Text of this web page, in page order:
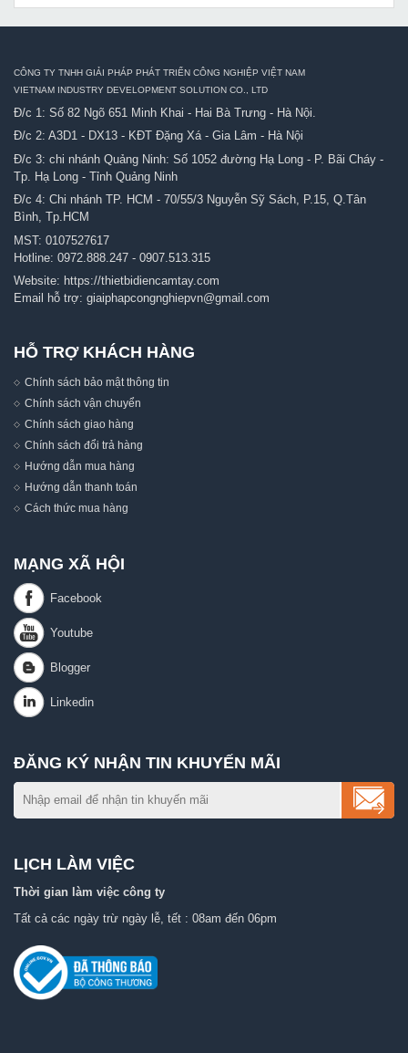
CÔNG TY TNHH GIẢI PHÁP PHÁT TRIỂN CÔNG NGHIỆP VIỆT NAM
VIETNAM INDUSTRY DEVELOPMENT SOLUTION CO., LTD
Đ/c 1: Số 82 Ngõ 651 Minh Khai - Hai Bà Trưng - Hà Nội.
Đ/c 2: A3D1 - DX13 - KĐT Đặng Xá - Gia Lâm - Hà Nội
Đ/c 3: chi nhánh Quảng Ninh: Số 1052 đường Hạ Long - P. Bãi Cháy -
Tp. Hạ Long - Tỉnh Quảng Ninh
Đ/c 4: Chi nhánh TP. HCM - 70/55/3 Nguyễn Sỹ Sách, P.15, Q.Tân
Bình, Tp.HCM
MST: 0107527617
Hotline: 0972.888.247 - 0907.513.315
Website: https://thietbidiencamtay.com
Email hỗ trợ: giaiphapcongnghiepvn@gmail.com
HỖ TRỢ KHÁCH HÀNG
Chính sách bảo mật thông tin
Chính sách vận chuyển
Chính sách giao hàng
Chính sách đổi trả hàng
Hướng dẫn mua hàng
Hướng dẫn thanh toán
Cách thức mua hàng
MẠNG XÃ HỘI
ĐĂNG KÝ NHẬN TIN KHUYẾN MÃI
LỊCH LÀM VIỆC
Thời gian làm việc công ty
Tất cả các ngày trừ ngày lễ, tết : 08am đến 06pm